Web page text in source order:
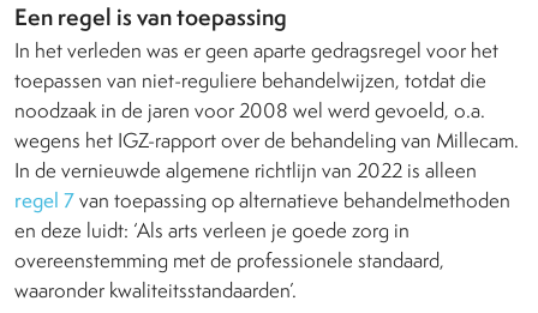
Een regel is van toepassing
In het verleden was er geen aparte gedragsregel voor het
toepassen van niet-reguliere behandelwijzen, totdat die
noodzaak in de jaren voor 2008 wel werd gevoeld, o.a.
wegens het IGZ-rapport over de behandeling van Millecam.
In de vernieuwde algemene richtlijn van 2022 is alleen
regel 7van toepassing op alternatieve behandelmethoden
en deze luidt: ‘Als arts verleen je goede zorg in
overeenstemming met de professionele standaard,
waaronder kwaliteits­standaarden’.